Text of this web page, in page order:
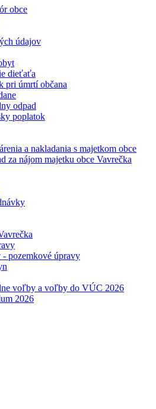
obce
údajov
dieťaťa
pri úmrtí občana
odpad
poplatok
a nakladania s majetkom obce
za nájom majetku obce Vavrečka
pozemkové úpravy
voľby a voľby do VÚC 2026
2026